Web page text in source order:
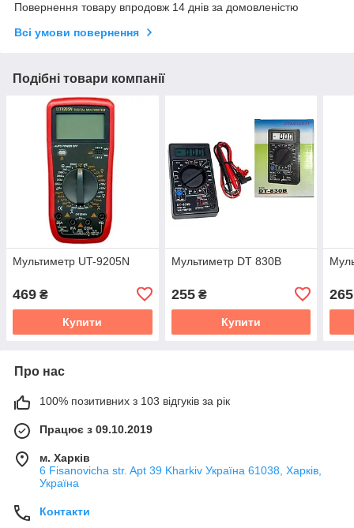
Повернення товару впродовж 14 днів за домовленістю
Всі умови повернення
Подібні товари компанії
Мультиметр UT-9205N
469 ₴
Купити
Мультиметр DT 830B
255₴
Купити
265
Про нас
100% позитивних з 103 відгуків за рік
Працює з 09.10.2019
м. Харків
6 Fisanovicha str. Apt 39 Kharkiv Україна 61038, Харків,
Україна
Контакти